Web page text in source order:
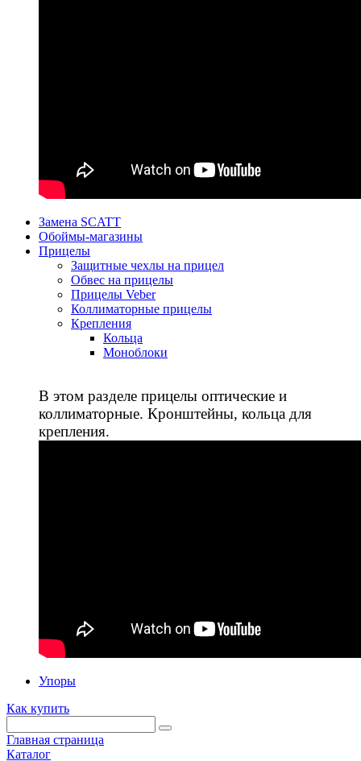
Замена SCATT
Обоймы-магазины
Прицелы
Защитные чехлы на прицел
Обвес на прицелы
Прицелы Veber
Коллиматорные прицелы
Крепления
Кольца
Моноблоки
В этом разделе прицелы оптические и
коллиматорные. Кронштейны, кольца для
крепления.
Упоры
Как купить
Главная страница
Каталог